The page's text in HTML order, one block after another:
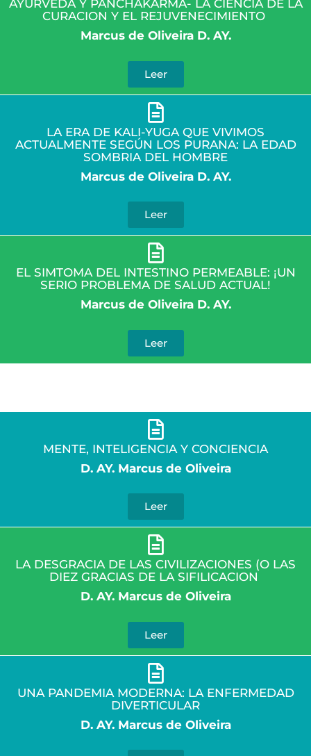
AYURVEDA Y PANCHAKARMA- LA CIENCIA DE LA
CURACION Y EL REJUVENECIMIENTO
Marcus de Oliveira D. AY.
Leer
LA ERA DE KALI-YUGA QUE VIVIMOS
ACTUALMENTE SEGÚN LOS PURANA: LA EDAD
SOMBRIA DEL HOMBRE
Marcus de Oliveira D. AY.
Leer
EL SIMTOMA DEL INTESTINO PERMEABLE: ¡UN
SERIO PROBLEMA DE SALUD ACTUAL!
Marcus de Oliveira D. AY.
Leer
MENTE, INTELIGENCIA Y CONCIENCIA
D. AY. Marcus de Oliveira
Leer
LA DESGRACIA DE LAS CIVILIZACIONES (O LAS
DIEZ GRACIAS DE LA SIFILICACION
D. AY. Marcus de Oliveira
Leer
UNA PANDEMIA MODERNA: LA ENFERMEDAD
DIVERTICULAR
D. AY. Marcus de Oliveira